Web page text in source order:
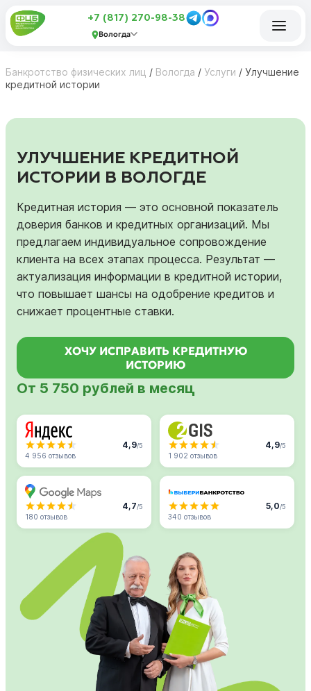
+7 (817) 270-98-38
Вологда
Банкротство физических лиц / Вологда / Услуги / Улучшение
кредитной истории
УЛУЧШЕНИЕ КРЕДИТНОЙ
ИСТОРИИ В ВОЛОГДЕ
Кредитная история — это основной показатель
доверия банков и кредитных организаций. Мы
предлагаем индивидуальное сопровождение
клиента на всех этапах процесса. Результат —
актуализация информации в кредитной истории,
что повышает шансы на одобрение кредитов и
снижает процентные ставки.
ХОЧУ ИСПРАВИТЬ КРЕДИТНУЮ
ИСТОРИЮ
От 5 750 рублей в месяц
4,9/5
4 956 отзывов
4,9/5
1 902 отзывов
4,7/5
180 отзывов
5,0/5
340 отзывов